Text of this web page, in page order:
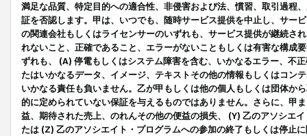
満足な品質、特定目的への適合性、非侵害および法、慣習、取引過程
証を否認します。甲は、いつでも、随時サービス提供を中止し、サー
の関連会社もしくはライセンサーのいずれも、サービス提供が継続さ
れないこと、正確であること、エラーがないこともしくは有害な構成
ずれも、 (A) 停電もしくはシステム障害を含む、いかなるエラー、不
たはいかなるデータ、イメージ、テキストその他の情報もしくはコン
いかなる責任も負いません。乙が甲もしくは他の個人もしくは団体か
的に定められていない保証を与えるものではありません。さらに、甲
益、期待された売上、のれんその他の便益の損失、 (Y) 乙のアソシエ
たは (Z) 乙のアソシエイト・プログラムへの参加の終了もしくは停止